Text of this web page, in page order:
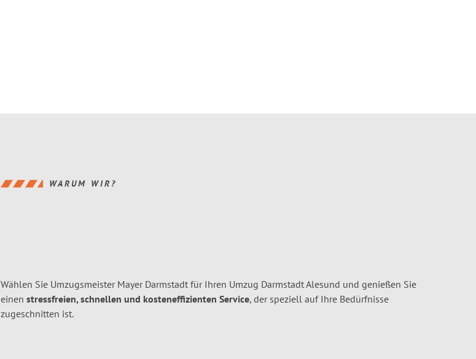
WARUM WIR?
Wählen Sie Umzugsmeister Mayer Darmstadt für Ihren Umzug Darmstadt Alesund und genießen Sie
einen stressfreien, schnellen und kosteneffizienten Service, der speziell auf Ihre Bedürfnisse
zugeschnitten ist.